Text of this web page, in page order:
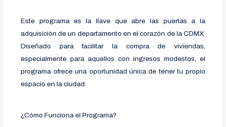
Este programa es la llave que abre las puertas a la
adquisición de un departamento en el corazón de la CDMX.
Diseñado para facilitar la compra de viviendas,
especialmente para aquellos con ingresos modestos, el
programa ofrece una oportunidad única de tener tu propio
espacio en la ciudad.
¿Cómo Funciona el Programa?